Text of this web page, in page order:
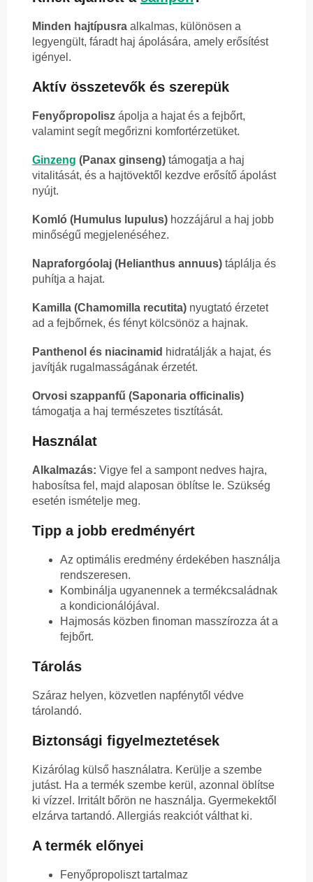
Minden hajtípusra alkalmas, különösen a
legyengült, fáradt haj ápolására, amely erősítést
igényel.
Aktív összetevők és szerepük
Fenyőpropolisz ápolja a hajat és a fejbőrt,
valamint segít megőrizni komfortérzetüket.
Ginzeng (Panax ginseng) támogatja a haj
vitalitását, és a hajtövektől kezdve erősítő ápolást
nyújt.
Komló (Humulus lupulus) hozzájárul a haj jobb
minőségű megjelenéséhez.
Napraforgóolaj (Helianthus annuus) táplálja és
puhítja a hajat.
Kamilla (Chamomilla recutita) nyugtató érzetet
ad a fejbőrnek, és fényt kölcsönöz a hajnak.
Panthenol és niacinamid hidratálják a hajat, és
javítják rugalmasságának érzetét.
Orvosi szappanfű (Saponaria officinalis)
támogatja a haj természetes tisztítását.
Használat
Alkalmazás: Vigye fel a sampont nedves hajra,
habosítsa fel, majd alaposan öblítse le. Szükség
esetén ismételje meg.
Tipp a jobb eredményért
Az optimális eredmény érdekében használja
rendszeresen.
Kombinálja ugyanennek a termékcsaládnak
a kondicionálójával.
Hajmosás közben finoman masszírozza át a
fejbőrt.
Tárolás
Száraz helyen, közvetlen napfénytől védve
tárolandó.
Biztonsági figyelmeztetések
Kizárólag külső használatra. Kerülje a szembe
jutást. Ha a termék szembe kerül, azonnal öblítse
ki vízzel. Irritált bőrön ne használja. Gyermekektől
elzárva tartandó. Allergiás reakciót válthat ki.
A termék előnyei
Fenyőpropoliszt tartalmaz